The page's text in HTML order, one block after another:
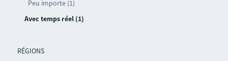
Peu importe (1)
Avec temps réel (1)
RÉGIONS